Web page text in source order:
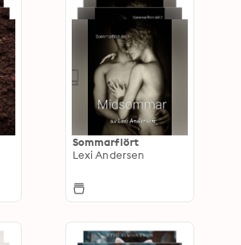
Sommarflört
Lexi Andersen